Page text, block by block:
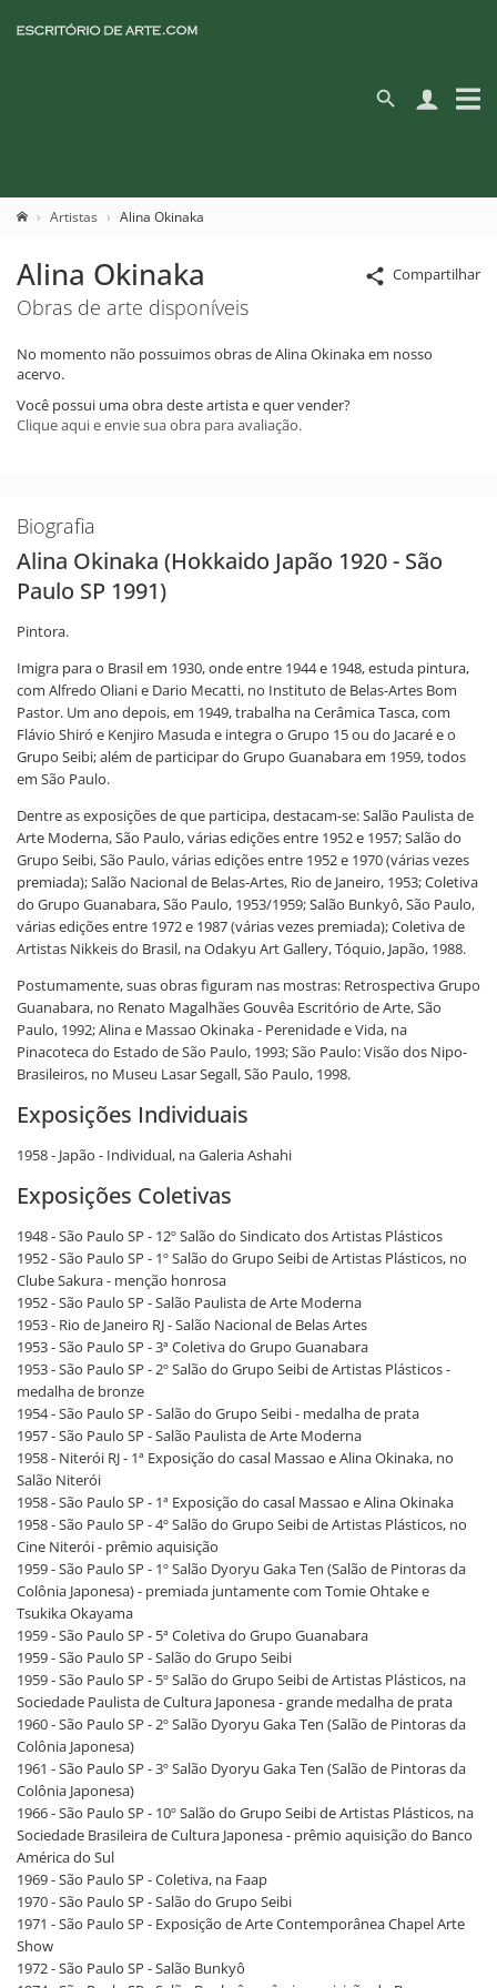
Artistas Alina Okinaka
Compartilhar
Alina Okinaka
Obras de arte disponíveis
No momento não possuimos obras de Alina Okinaka em nosso
acervo.
Você possui uma obra deste artista e quer vender?
Clique aqui e envie sua obra para avaliação.
Biografia
Alina Okinaka (Hokkaido Japão 1920 - São
Paulo SP 1991)
Pintora.
Imigra para o Brasil em 1930, onde entre 1944 e 1948, estuda pintura,
com Alfredo Oliani e Dario Mecatti, no Instituto de Belas-Artes Bom
Pastor. Um ano depois, em 1949, trabalha na Cerâmica Tasca, com
Flávio Shiró e Kenjiro Masuda e integra o Grupo 15 ou do Jacaré e o
Grupo Seibi; além de participar do Grupo Guanabara em 1959, todos
em São Paulo.
Dentre as exposições de que participa, destacam-se: Salão Paulista de
Arte Moderna, São Paulo, várias edições entre 1952 e 1957; Salão do
Grupo Seibi, São Paulo, várias edições entre 1952 e 1970 (várias vezes
premiada); Salão Nacional de Belas-Artes, Rio de Janeiro, 1953; Coletiva
do Grupo Guanabara, São Paulo, 1953/1959; Salão Bunkyô, São Paulo,
várias edições entre 1972 e 1987 (várias vezes premiada); Coletiva de
Artistas Nikkeis do Brasil, na Odakyu Art Gallery, Tóquio, Japão, 1988.
Postumamente, suas obras figuram nas mostras: Retrospectiva Grupo
Guanabara, no Renato Magalhães Gouvêa Escritório de Arte, São
Paulo, 1992; Alina e Massao Okinaka - Perenidade e Vida, na
Pinacoteca do Estado de São Paulo, 1993; São Paulo: Visão dos Nipo-
Brasileiros, no Museu Lasar Segall, São Paulo, 1998.
Exposições Individuais
1958 - Japão - Individual, na Galeria Ashahi
Exposições Coletivas
1948 - São Paulo SP - 12º Salão do Sindicato dos Artistas Plásticos
1952 - São Paulo SP - 1º Salão do Grupo Seibi de Artistas Plásticos, no
Clube Sakura - menção honrosa
1952 - São Paulo SP - Salão Paulista de Arte Moderna
1953 - Rio de Janeiro RJ - Salão Nacional de Belas Artes
1953 - São Paulo SP - 3ª Coletiva do Grupo Guanabara
1953 - São Paulo SP - 2º Salão do Grupo Seibi de Artistas Plásticos -
medalha de bronze
1954 - São Paulo SP - Salão do Grupo Seibi - medalha de prata
1957 - São Paulo SP - Salão Paulista de Arte Moderna
1958 - Niterói RJ - 1ª Exposição do casal Massao e Alina Okinaka, no
Salão Niterói
1958 - São Paulo SP - 1ª Exposição do casal Massao e Alina Okinaka
1958 - São Paulo SP - 4º Salão do Grupo Seibi de Artistas Plásticos, no
Cine Niterói - prêmio aquisição
1959 - São Paulo SP - 1º Salão Dyoryu Gaka Ten (Salão de Pintoras da
Colônia Japonesa) - premiada juntamente com Tomie Ohtake e
Tsukika Okayama
1959 - São Paulo SP - 5ª Coletiva do Grupo Guanabara
1959 - São Paulo SP - Salão do Grupo Seibi
1959 - São Paulo SP - 5º Salão do Grupo Seibi de Artistas Plásticos, na
Sociedade Paulista de Cultura Japonesa - grande medalha de prata
1960 - São Paulo SP - 2º Salão Dyoryu Gaka Ten (Salão de Pintoras da
Colônia Japonesa)
1961 - São Paulo SP - 3º Salão Dyoryu Gaka Ten (Salão de Pintoras da
Colônia Japonesa)
1966 - São Paulo SP - 10º Salão do Grupo Seibi de Artistas Plásticos, na
Sociedade Brasileira de Cultura Japonesa - prêmio aquisição do Banco
América do Sul
1969 - São Paulo SP - Coletiva, na Faap
1970 - São Paulo SP - Salão do Grupo Seibi
1971 - São Paulo SP - Exposição de Arte Contemporânea Chapel Arte
Show
1972 - São Paulo SP - Salão Bunkyô